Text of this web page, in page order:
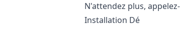
N'attendez plus,
Installation Dé